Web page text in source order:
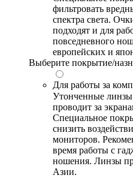
фильтровать
спектра света.
подходят и для
повседневного
европейских и
Выберите покрытие/
Для работы за
Утонченные линзы
проводит за
Специальное
снизить
мониторов.
время работы с
ношения. Линзы
Азии.